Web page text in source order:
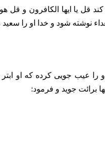
يا ايها الكافرون و قل هو
نوشته شود و خدا او را
عيب جويى كرده كه او ابتر
برائت جويد و فرمود: